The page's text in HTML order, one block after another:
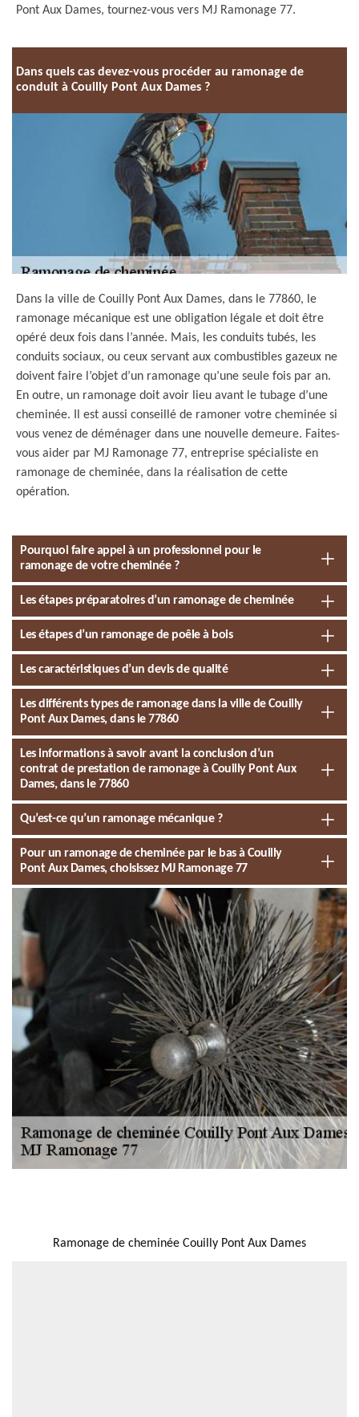
Pont Aux Dames, tournez-vous vers MJ Ramonage 77.
Dans quels cas devez-vous procéder au ramonage de
conduit à Couilly Pont Aux Dames ?
Dans la ville de Couilly Pont Aux Dames, dans le 77860, le
ramonage mécanique est une obligation légale et doit être
opéré deux fois dans l’année. Mais, les conduits tubés, les
conduits sociaux, ou ceux servant aux combustibles gazeux ne
doivent faire l’objet d’un ramonage qu’une seule fois par an.
En outre, un ramonage doit avoir lieu avant le tubage d’une
cheminée. Il est aussi conseillé de ramoner votre cheminée si
vous venez de déménager dans une nouvelle demeure. Faites-
vous aider par MJ Ramonage 77, entreprise spécialiste en
ramonage de cheminée, dans la réalisation de cette
opération.
Pourquoi faire appel à un professionnel pour le
ramonage de votre cheminée ?
Les étapes préparatoires d’un ramonage de cheminée
Les étapes d’un ramonage de poêle à bois
Les caractéristiques d’un devis de qualité
Les différents types de ramonage dans la ville de Couilly
Pont Aux Dames, dans le 77860
Les informations à savoir avant la conclusion d’un
contrat de prestation de ramonage à Couilly Pont Aux
Dames, dans le 77860
Qu’est-ce qu’un ramonage mécanique ?
Pour un ramonage de cheminée par le bas à Couilly
Pont Aux Dames, choisissez MJ Ramonage 77
Ramonage de cheminée Couilly Pont Aux Dames